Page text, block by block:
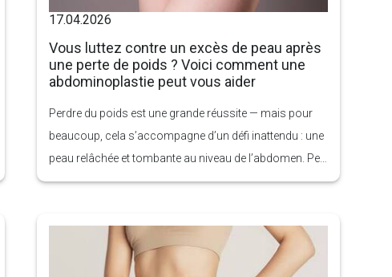
17.04.2026
Vous luttez contre un excès de peau après
une perte de poids ? Voici comment une
abdominoplastie peut vous aider
Perdre du poids est une grande réussite — mais pour
beaucoup, cela s’accompagne d’un défi inattendu : une
peau relâchée et tombante au niveau de l’abdomen. Peu
importe vos efforts à la salle de sport ou la qualité de
seul. Cela peut affecter non seulement votre apparence,
mais aussi votre confiance en vous et votre confort au